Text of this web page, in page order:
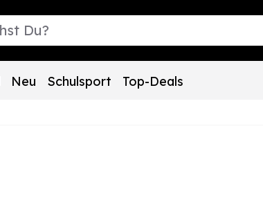
Neu Schulsport Top-Deals